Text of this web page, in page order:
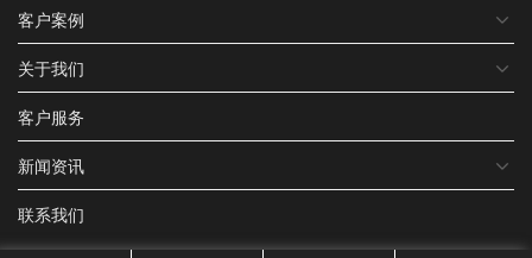
客户案例
关于我们
客户服务
新闻资讯
联系我们